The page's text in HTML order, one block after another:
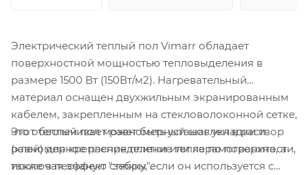
Электрический теплый пол Vimarr обладает
поверхностной мощностью тепловыделения в
размере 1500 Вт (150Вт/м2). Нагревательный
материал оснащен двухжильным экранированным
кабелем, закрепленным на стекловолоконной сетке,
что обеспечивает равномерный шаг укладки и
равномерное распределение тепла по поверхности,
исключая эффект "зебры".
Этот теплый пол может быть установлен в раствор
(клей) для крепления плитки или керамогранита, а
также в песчаную стяжку, если он используется с